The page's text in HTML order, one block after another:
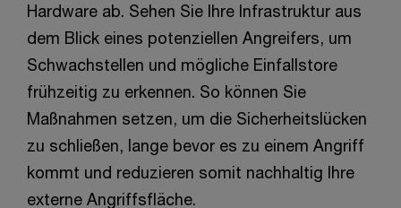
Hardware ab. Sehen Sie Ihre Infrastruktur aus
dem Blick eines potenziellen Angreifers, um
Schwachstellen und mögliche Einfallstore
frühzeitig zu erkennen. So können Sie
Maßnahmen setzen, um die Sicherheitslücken
zu schließen, lange bevor es zu einem Angriff
kommt und reduzieren somit nachhaltig Ihre
externe Angriffsfläche.